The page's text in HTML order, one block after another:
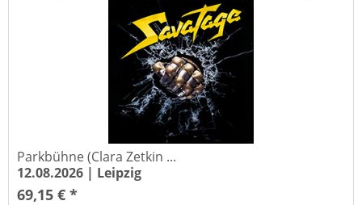
Parkbühne (Clara Zetkin ...
12.08.2026 | Leipzig
69,15 € *